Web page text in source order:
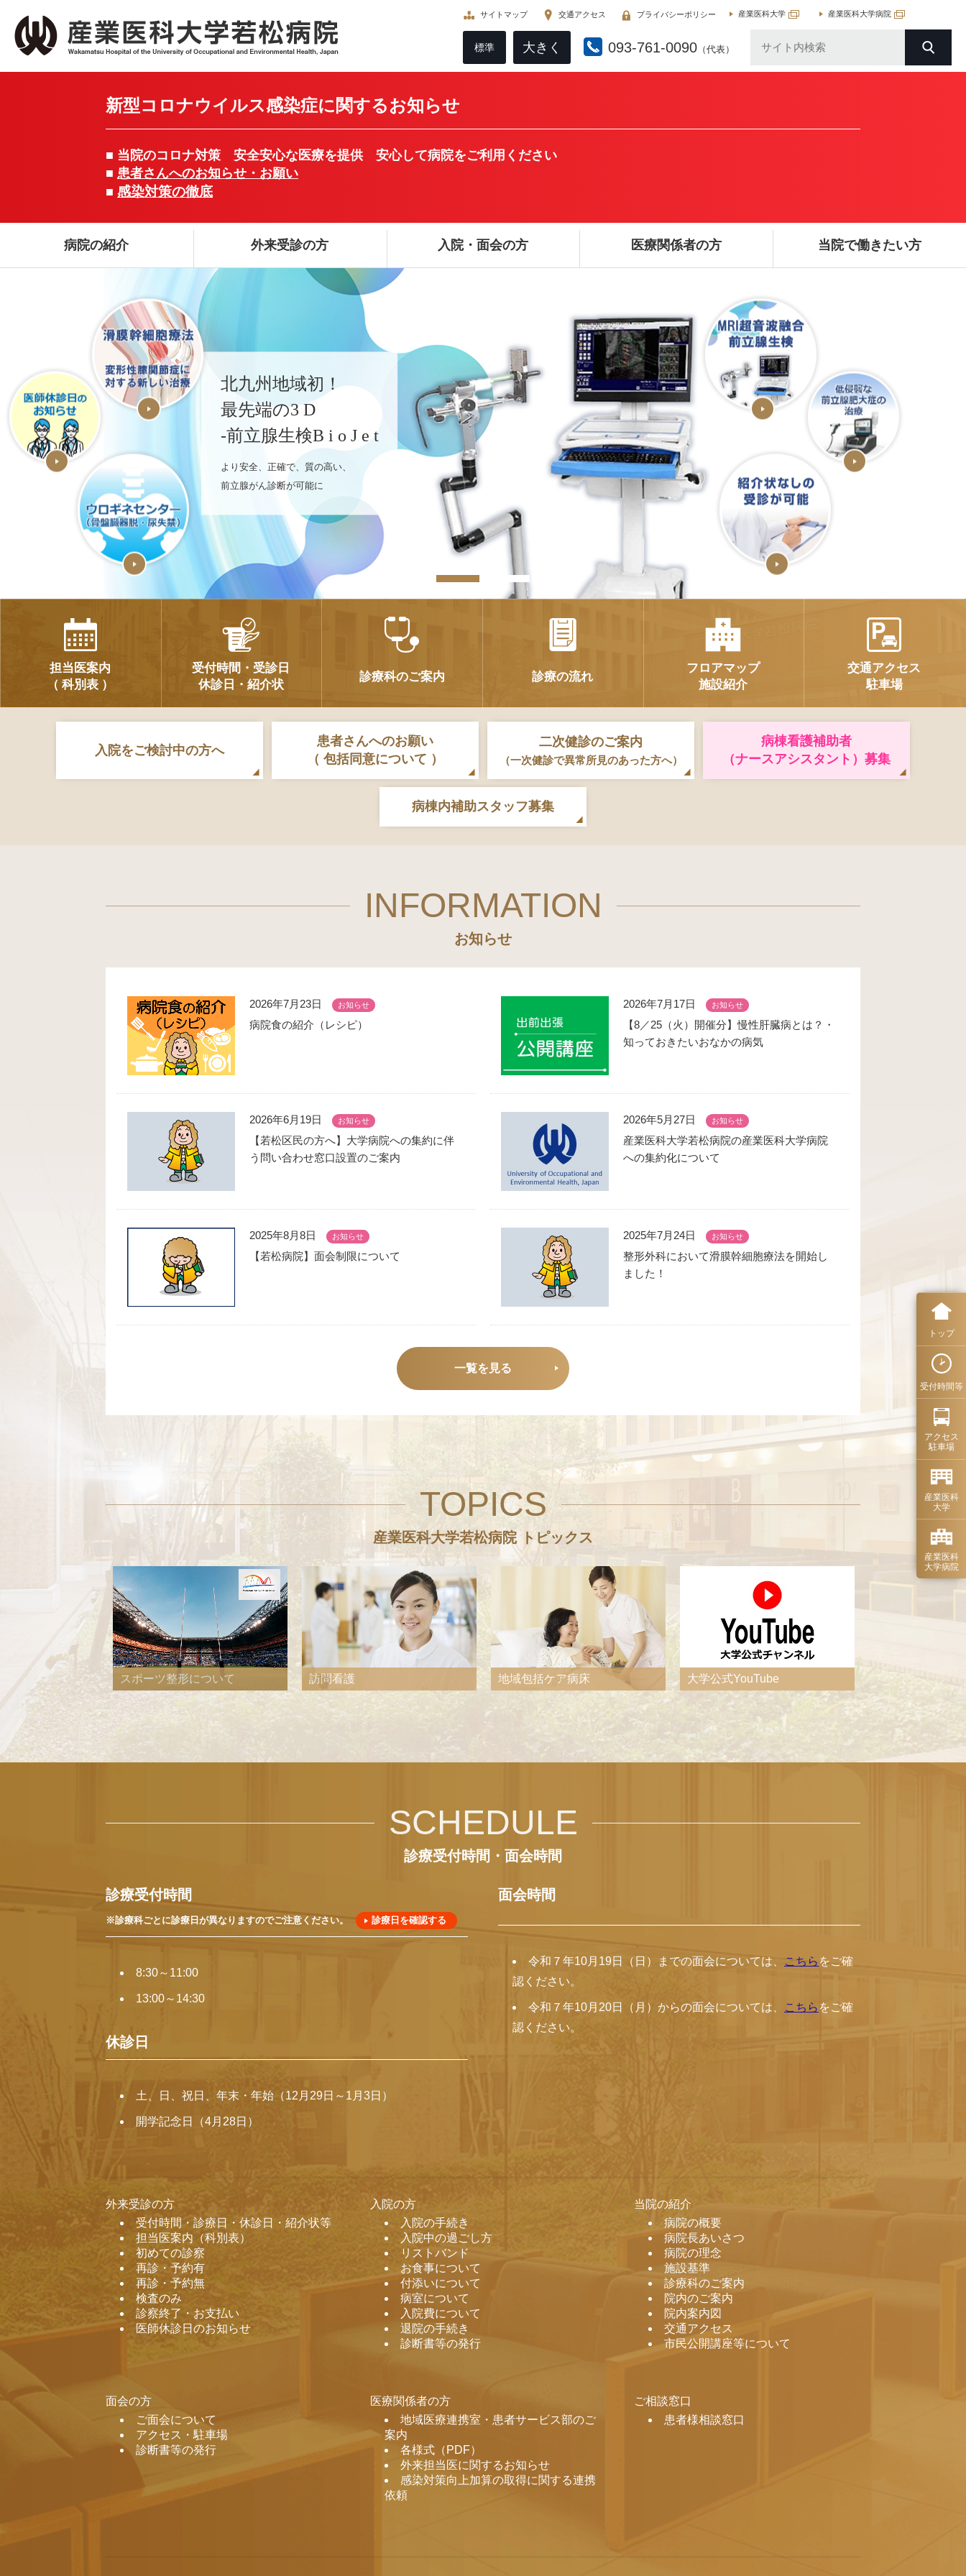
サイトマップ 交通アクセス プライバシーポリシー 産業医科大学 産業医科大学病院
標準 大きく 093-761-0090 （代表）
新型コロナウイルス感染症に関するお知らせ
■ 当院のコロナ対策 安全安心な医療を提供 安心して病院をご利用ください
■ 患者さんへのお知らせ・お願い
■ 感染対策の徹底
病院の紹介 外来受診の方 入院・面会の方 医療関係者の方 当院で働きたい方
トップ
受付時間等
アクセス
駐車場
産業医科
大学
産業医科
大学病院
担当医案内
（ 科別表 ）
受付時間・受診日
休診日・紹介状
診療科のご案内 診療の流れ
フロアマップ
施設紹介
交通アクセス
駐車場
入院をご検討中の方へ
患者さんへのお願い
（ 包括同意について ）
二次健診のご案内
（一次健診で異常所見のあった方へ）
病棟看護補助者
（ナースアシスタント）募集
病棟内補助スタッフ募集
INFORMATION
お知らせ
2026年7月23日 お知らせ
病院食の紹介（レシピ）
2026年7月17日 お知らせ
【8／25（火）開催分】慢性肝臓病とは？・
知っておきたいおなかの病気
2026年6月19日 お知らせ
【若松区民の方へ】大学病院への集約に伴
う問い合わせ窓口設置のご案内
2026年5月27日 お知らせ
産業医科大学若松病院の産業医科大学病院
への集約化について
2025年8月8日 お知らせ
【若松病院】面会制限について
2025年7月24日 お知らせ
整形外科において滑膜幹細胞療法を開始し
ました！
一覧を見る
TOPICS
産業医科大学若松病院 トピックス
ついて スポーツ整形について 訪問看護 地域包括ケア病床 大学公式YouTube 産業医科大学
SCHEDULE
診療受付時間・面会時間
診療受付時間
※診療科ごとに診療日が異なりますのでご注意ください。 診療日を確認する
8:30～11:00
13:00～14:30
休診日
土、日、祝日、年末・年始（12月29日～1月3日）
開学記念日（4月28日）
面会時間
令和７年10月19日（日）までの面会については、 こちら をご確
認ください。
令和７年10月20日（月）からの面会については、 こちら をご確
認ください。
外来受診の方
受付時間・診療日・休診日・紹介状等
担当医案内（科別表）
初めての診察
再診・予約有
再診・予約無
検査のみ
診察終了・お支払い
医師休診日のお知らせ
入院の方
入院の手続き
入院中の過ごし方
リストバンド
お食事について
付添いについて
病室について
入院費について
退院の手続き
診断書等の発行
当院の紹介
病院の概要
病院長あいさつ
病院の理念
施設基準
診療科のご案内
院内のご案内
院内案内図
交通アクセス
市民公開講座等について
面会の方
ご面会について
アクセス・駐車場
診断書等の発行
医療関係者の方
地域医療連携室・患者サービス部のご
案内
各様式（PDF）
外来担当医に関するお知らせ
感染対策向上加算の取得に関する連携
依頼
ご相談窓口
患者様相談窓口